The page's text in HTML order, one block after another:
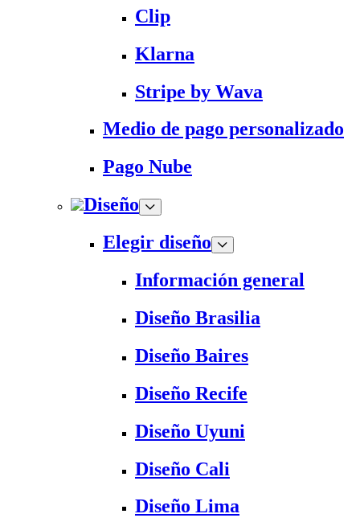
Clip
Klarna
Stripe by Wava
Medio de pago personalizado
Pago Nube
Diseño
Elegir diseño
Información general
Diseño Brasilia
Diseño Baires
Diseño Recife
Diseño Uyuni
Diseño Cali
Diseño Lima